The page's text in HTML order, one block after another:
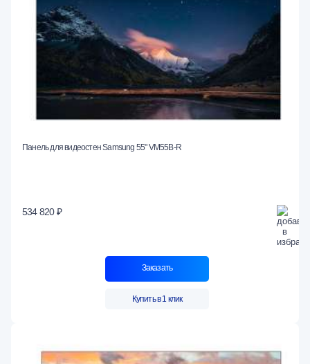
Панель для видеостен Samsung 55" VM55B-R
534 820 ₽
Заказать
Купить в 1 клик